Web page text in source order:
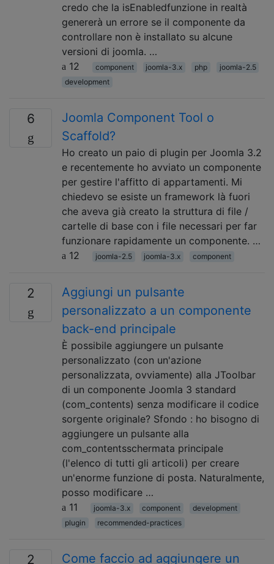
credo che la isEnabledfunzione in realtà
genererà un errore se il componente da
controllare non è installato su alcune
versioni di joomla. …
12
component joomla-3.x php
joomla-2.5
development
6
Joomla Component Tool o
Scaffold?
Ho creato un paio di plugin per Joomla 3.2
e recentemente ho avviato un componente
per gestire l'affitto di appartamenti. Mi
chiedevo se esiste un framework là fuori
che aveva già creato la struttura di file /
cartelle di base con i file necessari per far
funzionare rapidamente un componente. …
12
joomla-2.5 joomla-3.x component
2
Aggiungi un pulsante
personalizzato a un componente
back-end principale
È possibile aggiungere un pulsante
personalizzato (con un'azione
personalizzata, ovviamente) alla JToolbar
di un componente Joomla 3 standard
(com_contents) senza modificare il codice
sorgente originale? Sfondo : ho bisogno di
aggiungere un pulsante alla
com_contentsschermata principale
(l'elenco di tutti gli articoli) per creare
un'enorme funzione di posta. Naturalmente,
posso modificare …
11
joomla-3.x component
development
plugin
recommended-practices
2 Come faccio ad aggiungere un